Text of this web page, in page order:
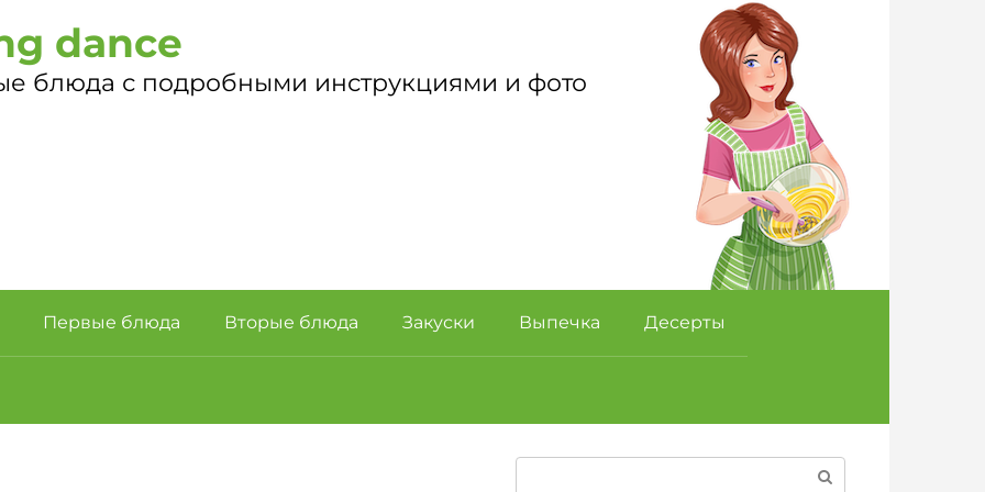
dance
блюда с подробными инструкциями и фото
Первые блюда Вторые блюда Закуски Выпечка Десерты